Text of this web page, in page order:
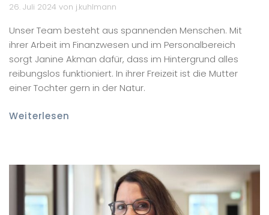
26. Juli 2024 von j.kuhlmann
Unser Team besteht aus spannenden Menschen. Mit
ihrer Arbeit im Finanzwesen und im Personalbereich
sorgt Janine Akman dafür, dass im Hintergrund alles
reibungslos funktioniert. In ihrer Freizeit ist die Mutter
einer Tochter gern in der Natur.
Weiterlesen